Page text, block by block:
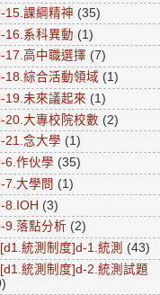
15.課綱精神 (35)
16.系科異動 (1)
17.高中職選擇 (7)
18.綜合活動領域 (1)
19.未來議起來 (1)
20.大專校院校數 (2)
21.念大學 (1)
6.作伙學 (35)
7.大學問 (1)
8.IOH (3)
9.落點分析 (2)
統測制度]d-1.統測
(43)
統測制度]d-2.統測試題